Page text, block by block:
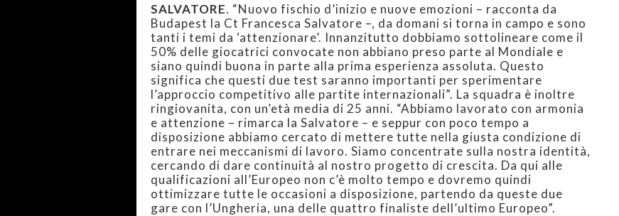
SALVATORE. “Nuovo fischio d’inizio e nuove emozioni – racconta da
Budapest la Ct Francesca Salvatore –, da domani si torna in campo e sono
tanti i temi da ‘attenzionare’. Innanzitutto dobbiamo sottolineare come il
50% delle giocatrici convocate non abbiano preso parte al Mondiale e
siano quindi buona in parte alla prima esperienza assoluta. Questo
significa che questi due test saranno importanti per sperimentare
l’approccio competitivo alle partite internazionali”. La squadra è inoltre
ringiovanita, con un’età media di 25 anni. “Abbiamo lavorato con armonia
e attenzione – rimarca la Salvatore – e seppur con poco tempo a
disposizione abbiamo cercato di mettere tutte nella giusta condizione di
entrare nei meccanismi di lavoro. Siamo concentrate sulla nostra identità,
cercando di dare continuità al nostro progetto di crescita. Da qui alle
qualificazioni all’Europeo non c’è molto tempo e dovremo quindi
ottimizzare tutte le occasioni a disposizione, partendo da queste due
gare con l’Ungheria, una delle quattro finaliste dell’ultimo Europeo”.